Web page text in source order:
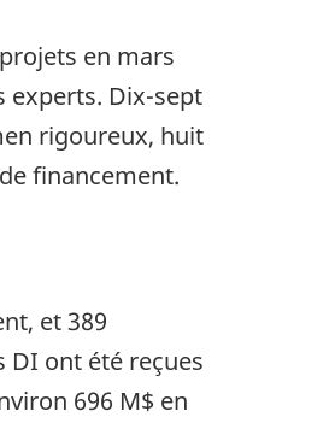
en mars
experts. Dix-sept
rigoureux, huit
financement.
et 389
DI ont été reçues
696 M$ en